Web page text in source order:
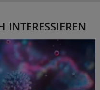
INTERESSIEREN